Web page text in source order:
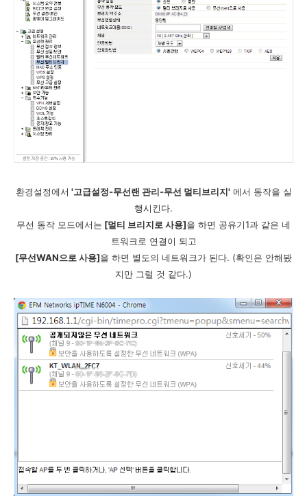
환경설정에서 '고급설정-무선랜 관리-무선 멀티브리지' 에서 동작을 실
행시킨다.
무선 동작 모드에서는 [멀티 브리지로 사용]을 하면 공유기1과 같은 네
트워크로 연결이 되고
[무선WAN으로 사용]을 하면 별도의 네트워크가 된다. (확인은 안해봤
지만 그럴 것 같다.)